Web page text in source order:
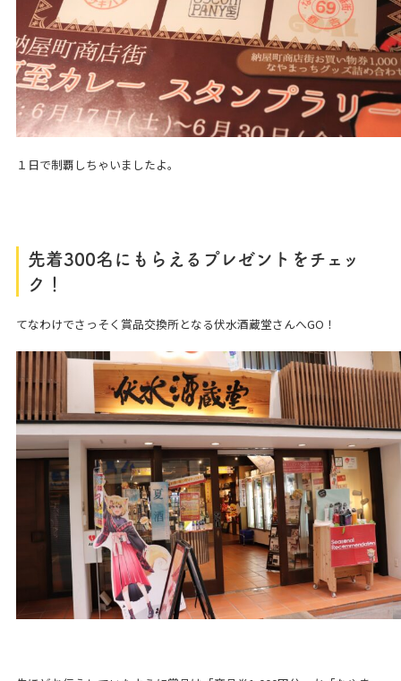
１日で制覇しちゃいましたよ。
先着300名にもらえるプレゼントをチェッ
ク！
てなわけでさっそく賞品交換所となる伏水酒蔵堂さんへGO！